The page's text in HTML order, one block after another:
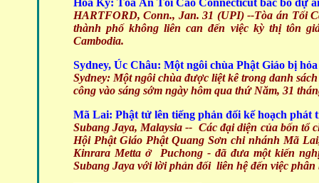
Hoa Kỳ: Tòa Án Tối Cao Connecticut bác bỏ dự
HARTFORD, Conn., Jan. 31 (UPI) --Tòa án Tối
thành phố không liên can đến việc kỳ thị tôn
Cambodia.
Sydney, Úc Châu: Một ngôi chùa Phật Giáo bị
Sydney:Một ngôi chùa được liệt kê trong danh
công vào sáng sớm ngày hôm qua thứ Năm, 31
Mã Lai: Phật tử lên tiếng phản đối kế hoạch phát
Subang Jaya, Malaysia -- Các đại diện của bốn tổ
Hội Phật Giáo Phật Quang Sơn chi nhánh Mã
Kinrara Metta ở Puchong - đã đưa một kiến
Subang Jaya với lời phản đối liên hệ đến việc